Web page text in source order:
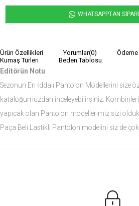
WHATSAPPTAN
Ürün Özellikleri Yorumlar(0)
Kumaş Türleri
Beden Tablosu
Editörün Notu
Sezonun En İddalı Pantolon Modellerini size
kataloğumuzdan inceleyebilirsiniz.
yapıcak olan Pantolon modellerimiz sizi
Paça Beli Lastikli Pantolon modelini siz de çok
Manken Bedenleri Üst Grup M, Alt Grup 33